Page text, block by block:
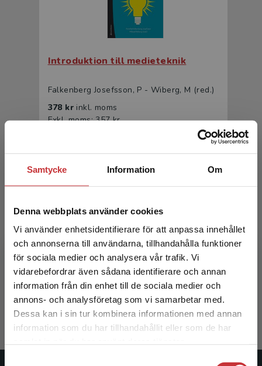
Samtycke Information Om
Denna webbplats använder cookies
Vi använder enhetsidentifierare för att anpassa innehållet
och annonserna till användarna, tillhandahålla funktioner
för sociala medier och analysera vår trafik. Vi
vidarebefordrar även sådana identifierare och annan
information från din enhet till de sociala medier och
annons- och analysföretag som vi samarbetar med.
Dessa kan i sin tur kombinera informationen med annan
information som du har tillhandahållit eller som de har
Begränsad fraktregion
Det verkar som att du besöker
studentlitteratur.se via en enhet utanför Sverige.
Vi erbjuder inte leveranser utanför Sverige. För
Introduktion till medieteknik
Falkenberg Josefsson, P - Wiberg, M (red.)
378 kr inkl. moms
Exkl. moms: 357 kr
Introduktion till medieteknik
Falkenberg Josefsson, P - Wiberg, M (red.)
233 krinkl. moms
Exkl. moms: 220 kr